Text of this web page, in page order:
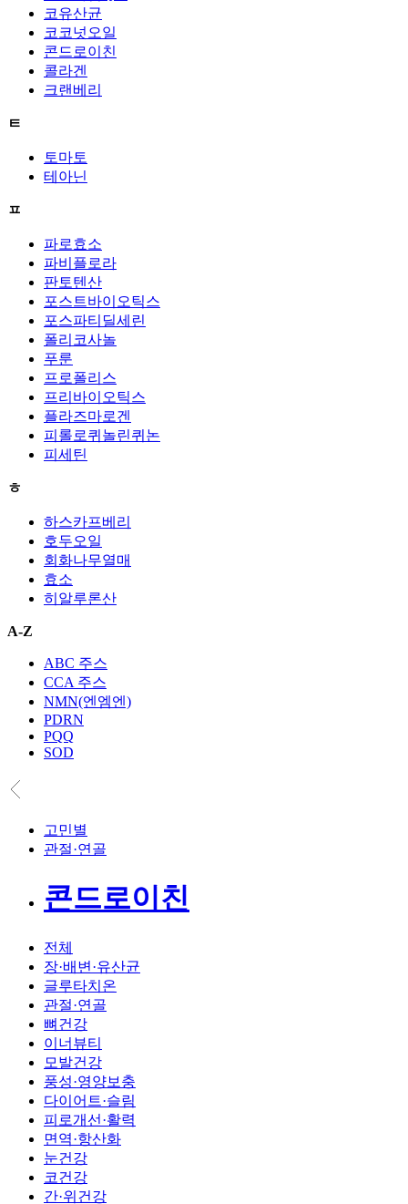
코유산균
코코넛오일
콘드로이친
콜라겐
크랜베리
ㅌ
토마토
테아닌
ㅍ
파로효소
파비플로라
판토텐산
포스트바이오틱스
포스파티딜세린
폴리코사놀
푸룬
프로폴리스
프리바이오틱스
플라즈마로겐
피롤로퀴놀린퀴논
피세틴
ㅎ
하스카프베리
호두오일
회화나무열매
효소
히알루론산
A-Z
ABC 주스
CCA 주스
NMN(엔엠엔)
PDRN
PQQ
SOD
고민별
관절·연골
콘드로이친
전체
장·배변·유산균
글루타치온
관절·연골
뼈건강
이너뷰티
모발건강
풍성·영양보충
다이어트·슬림
피로개선·활력
면역·항산화
눈건강
코건강
간·위건강